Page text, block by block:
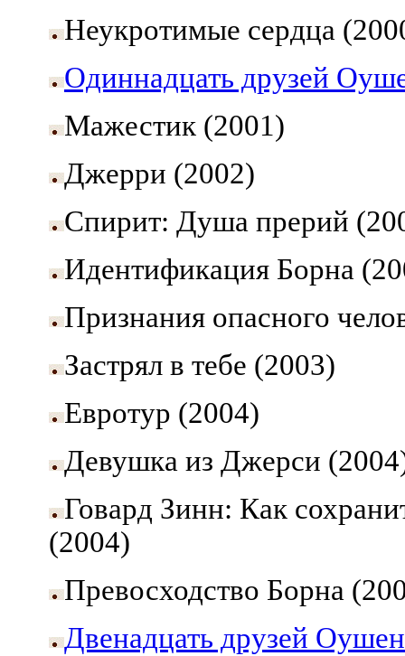
Неукротимые сердца
Одиннадцать друзей
Мажестик (2001)
Джерри (2002)
Спирит: Душа прерий
Идентификация Борна
Признания опасного
Застрял в тебе (2003)
Евротур (2004)
Девушка из Джерси
Говард Зинн: Как
(2004)
Превосходство Борна
Двенадцать друзей